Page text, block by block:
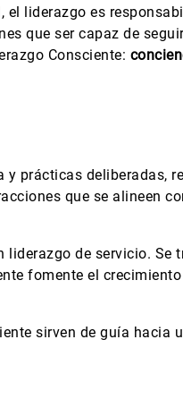
el liderazgo es
que ser capaz de
Consciente:
prácticas deliberadas,
que se alineen
liderazgo de servicio. Se
fomente el
sirven de guía hacia